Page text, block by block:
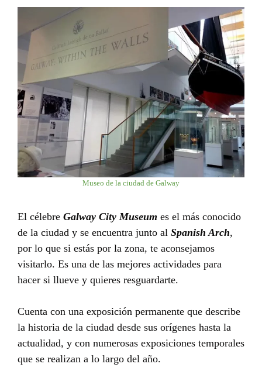
Museo de la ciudad de Galway
El célebre Galway City Museum es el más conocido
de la ciudad y se encuentra junto al Spanish Arch,
por lo que si estás por la zona, te aconsejamos
visitarlo. Es una de las mejores actividades para
hacer si llueve y quieres resguardarte.
Cuenta con una exposición permanente que describe
la historia de la ciudad desde sus orígenes hasta la
actualidad, y con numerosas exposiciones temporales
que se realizan a lo largo del año.